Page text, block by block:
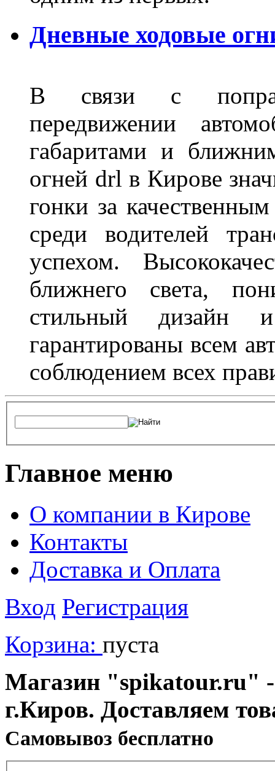
Дневные ходовые
В связи с
передвижении
габаритами и
огней drl в Кирове
гонки за
среди водителей
успехом.
ближнего света,
стильный дизайн
гарантированы всем
соблюдением всех
Главное меню
О компании в Кирове
Контакты
Доставка и Оплата
Вход Регистрация
Корзина: пуста
Магазин "spikatour.ru" -
г.Киров. Доставляем
Cамовывоз бесплатно